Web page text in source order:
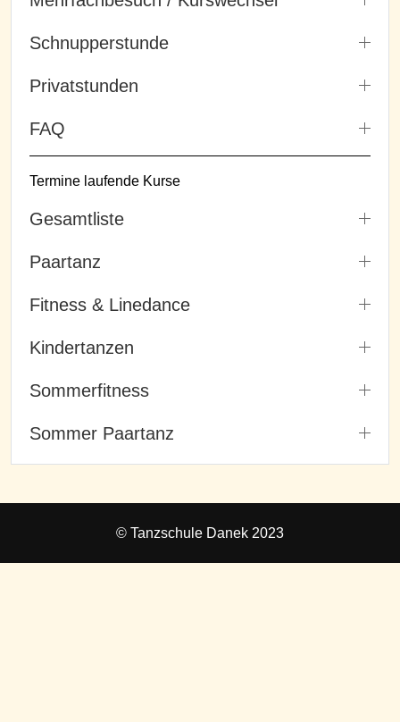
Schnupperstunde
Privatstunden
FAQ
Termine laufende Kurse
Gesamtliste
Paartanz
Fitness & Linedance
Kindertanzen
Sommerfitness
Sommer Paartanz
© Tanzschule Danek 2023